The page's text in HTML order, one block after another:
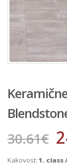
30.61€
Kakovost: 1. class